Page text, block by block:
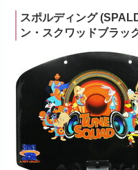
スポルディング
ン・スクワッドブラッ